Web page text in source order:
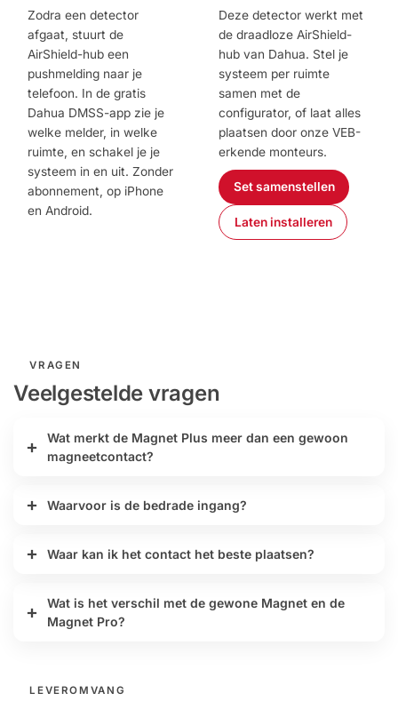
Zodra een detector
afgaat, stuurt de
AirShield-hub een
pushmelding naar je
telefoon. In de gratis
Dahua DMSS-app zie je
welke melder, in welke
ruimte, en schakel je je
systeem in en uit. Zonder
abonnement, op iPhone
en Android.
Deze detector werkt met
de draadloze AirShield-
hub van Dahua. Stel je
systeem per ruimte
samen met de
configurator, of laat alles
plaatsen door onze VEB-
erkende monteurs.
Set samenstellen
Laten installeren
VRAGEN
Veelgestelde vragen
Wat merkt de Magnet Plus meer dan een gewoon
magneetcontact?
Waarvoor is de bedrade ingang?
Waar kan ik het contact het beste plaatsen?
Wat is het verschil met de gewone Magnet en de
Magnet Pro?
LEVEROMVANG